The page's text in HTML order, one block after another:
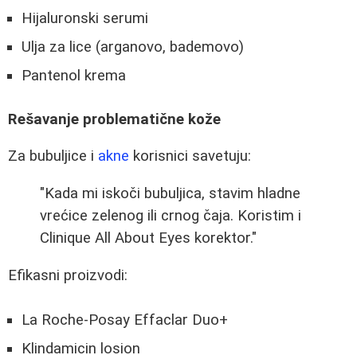
Hijaluronski serumi
Ulja za lice (arganovo, bademovo)
Pantenol krema
Rešavanje problematične kože
Za bubuljice i akne korisnici savetuju:
"Kada mi iskoči bubuljica, stavim hladne
vrećice zelenog ili crnog čaja. Koristim i
Clinique All About Eyes korektor."
Efikasni proizvodi:
La Roche-Posay Effaclar Duo+
Klindamicin losion